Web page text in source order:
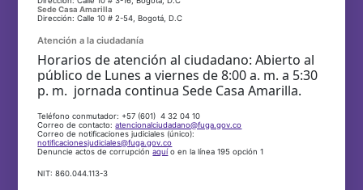
Sede Casa Amarilla
Dirección: Calle 10 # 2-54, Bogotá, D.C
Atención a la ciudadanía
Horarios de atención al ciudadano: Abierto al
público de Lunes a viernes de 8:00 a. m. a 5:30
p. m. jornada continua Sede Casa Amarilla.
Teléfono conmutador: +57 (601) 4 32 04 10
Correo de contacto:atencionalciudadano@fuga.gov.co
Correo de notificaciones judiciales (único):
notificacionesjudiciales@fuga.gov.co
Denuncie actos de corrupciónaquío en la línea 195 opción 1
NIT: 860.044.113-3